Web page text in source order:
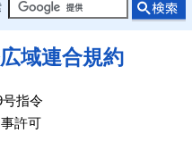
域連合規約
指令
許可